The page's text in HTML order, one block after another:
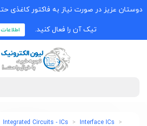
دوستان عزیز در صورت نیاز به فاکتور کاغذی
تیک آن را فعال کنید.
Integrated Circuits - ICs
Interface ICs